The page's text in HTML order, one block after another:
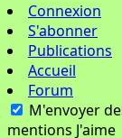
Connexion
S'abonner
Publications
Accueil
Forum
M'envoyer
mentions J'aime